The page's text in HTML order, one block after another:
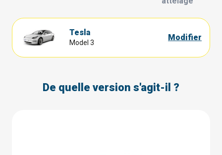
Tesla
Model 3
Modifier
De quelle version s'agit-il ?